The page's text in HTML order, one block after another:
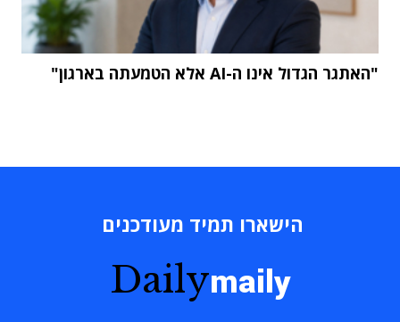
"האתגר הגדול אינו ה-AI אלא הטמעתה בארגון"
הישארו תמיד מעודכנים
Dailymaily